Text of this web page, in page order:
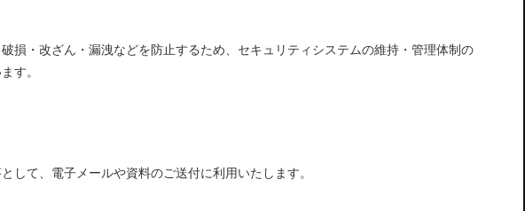
損・改ざん・漏洩などを防止するため、セキュリティシステムの維持・管理体制の
す。
して、電子メールや資料のご送付に利用いたします。